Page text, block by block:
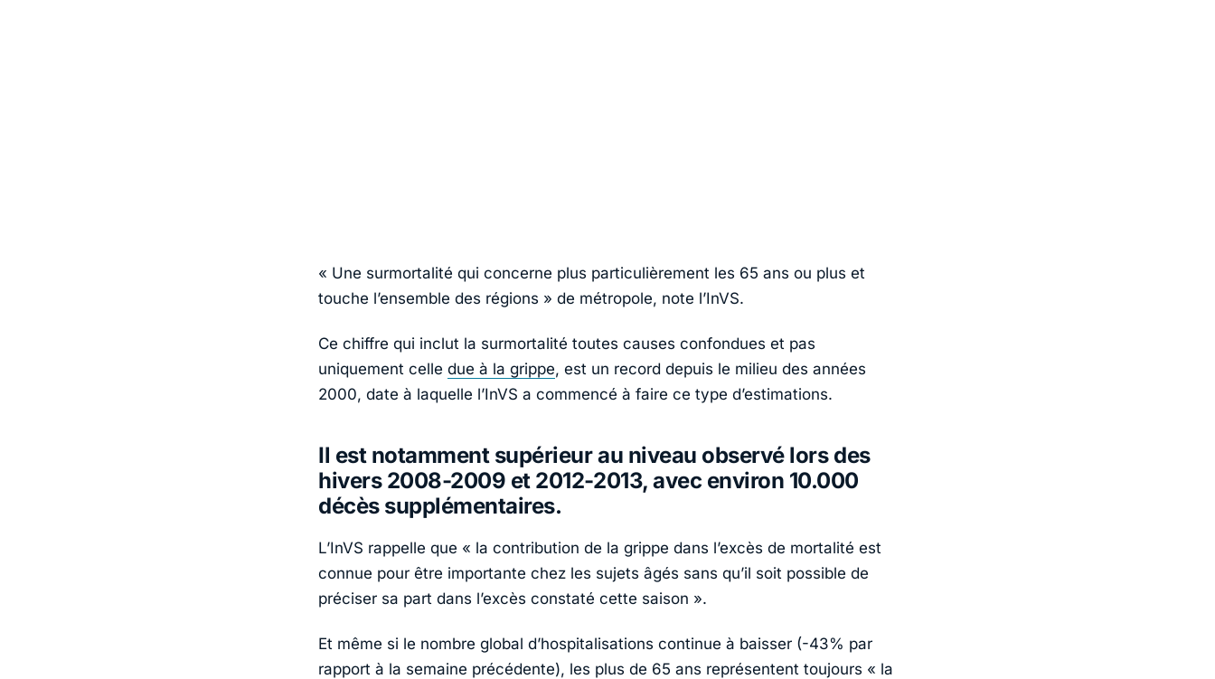
« Une surmortalité qui concerne plus particulièrement les 65 ans ou plus et
touche l’ensemble des régions » de métropole, note l’InVS.
Ce chiffre qui inclut la surmortalité toutes causes confondues et pas
uniquement celle due à la grippe, est un record depuis le milieu des années
2000, date à laquelle l’InVS a commencé à faire ce type d’estimations.
Il est notamment supérieur au niveau observé lors des
hivers 2008-2009 et 2012-2013, avec environ 10.000
décès supplémentaires.
L’InVS rappelle que « la contribution de la grippe dans l’excès de mortalité est
connue pour être importante chez les sujets âgés sans qu’il soit possible de
préciser sa part dans l’excès constaté cette saison ».
Et même si le nombre global d’hospitalisations continue à baisser (-43% par
rapport à la semaine précédente), les plus de 65 ans représentent toujours « la